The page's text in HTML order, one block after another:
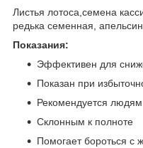
Листья лотоса,семена
редька семенная,
Показания:
Эффективен для
Показан при
Рекомендуется
Склонным к полноте
Помогает бороться с